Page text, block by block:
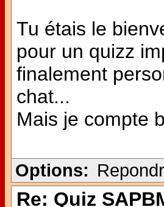
Tu étais le
pour un quizz
finalement
chat...
Mais je compte
Options:
Re: Quiz